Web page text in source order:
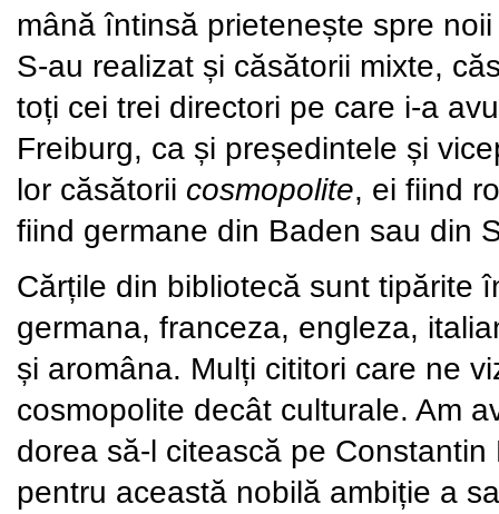
mână întinsă prietenește spre
S-au realizat și căsătorii mixte,
toți cei trei directori pe care i-a
Freiburg, ca și președintele și
lor căsătorii cosmopolite, ei fiind
fiind germane din Baden sau din
Cărțile din bibliotecă sunt tipărite
germana, franceza, engleza,
și aromâna. Mulți cititori care ne
cosmopolite decât culturale. Am
dorea să-l citească pe
pentru această nobilă ambiție a